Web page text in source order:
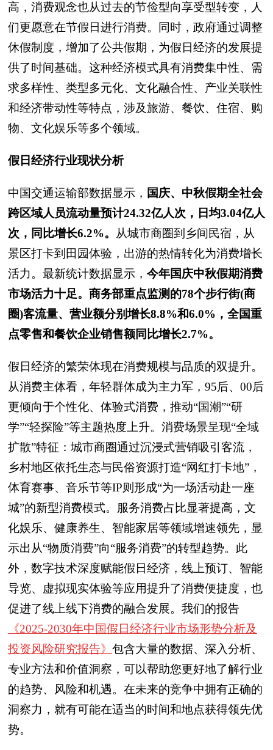
高，消费观念也从过去的节俭型向享受型转变，人
们更愿意在节假日进行消费。同时，政府通过调整
休假制度，增加了公共假期，为假日经济的发展提
供了时间基础。这种经济模式具有消费集中性、需
求多样性、类型多元化、文化融合性、产业关联性
和经济带动性等特点，涉及旅游、餐饮、住宿、购
物、文化娱乐等多个领域。
假日经济行业现状分析
中国交通运输部数据显示， 国庆、中秋假期全社会
跨区域人员流动量预计24.32亿人次，日均3.04亿人
次，同比增长6.2%。 从城市商圈到乡间民宿，从
景区打卡到田园体验，出游的热情转化为消费增长
活力。最新统计数据显示， 今年国庆中秋假期消费
市场活力十足。商务部重点监测的78个步行街(商
圈)客流量、营业额分别增长8.8%和6.0%，全国重
点零售和餐饮企业销售额同比增长2.7%。
假日经济的繁荣体现在消费规模与品质的双提升。
从消费主体看，年轻群体成为主力军，95后、00后
更倾向于个性化、体验式消费，推动“国潮”“研
学”“轻探险”等主题热度上升。消费场景呈现“全域
扩散”特征：城市商圈通过沉浸式营销吸引客流，
乡村地区依托生态与民俗资源打造“网红打卡地”，
体育赛事、音乐节等IP则形成“为一场活动赴一座
城”的新型消费模式。服务消费占比显著提高，文
化娱乐、健康养生、智能家居等领域增速领先，显
示出从“物质消费”向“服务消费”的转型趋势。 此
外，数字技术深度赋能假日经济，线上预订、智能
导览、虚拟现实体验等应用提升了消费便捷度，也
促进了线上线下消费的融合发展。我们的报告
《2025-2030年中国假日经济行业市场形势分析及
投资风险研究报告》 包含大量的数据、深入分析、
专业方法和价值洞察，可以帮助您更好地了解行业
的趋势、风险和机遇。在未来的竞争中拥有正确的
洞察力，就有可能在适当的时间和地点获得领先优
势。